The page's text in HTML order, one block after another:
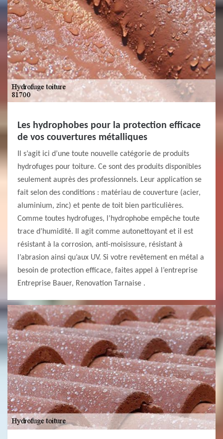
Les hydrophobes pour la protection efficace
de vos couvertures métalliques
Il s’agit ici d’une toute nouvelle catégorie de produits
hydrofuges pour toiture. Ce sont des produits disponibles
seulement auprès des professionnels. Leur application se
fait selon des conditions : matériau de couverture (acier,
aluminium, zinc) et pente de toit bien particulières.
Comme toutes hydrofuges, l’hydrophobe empêche toute
trace d’humidité. Il agit comme autonettoyant et il est
résistant à la corrosion, anti-moisissure, résistant à
l’abrasion ainsi qu’aux UV. Si votre revêtement en métal a
besoin de protection efficace, faites appel à l’entreprise
Entreprise Bauer, Renovation Tarnaise .